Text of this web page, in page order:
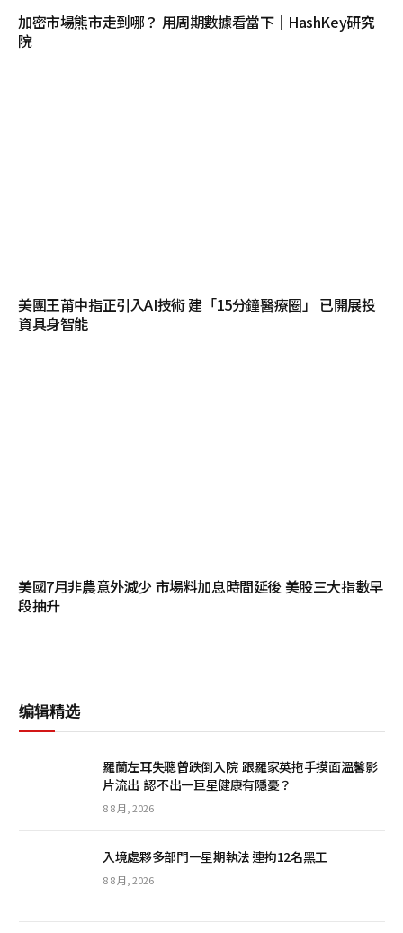
加密市場熊市走到哪？ 用周期數據看當下｜HashKey研究
院
美團王莆中指正引入AI技術 建「15分鐘醫療圈」 已開展投
資具身智能
美國7月非農意外減少 市場料加息時間延後 美股三大指數早
段抽升
编辑精选
羅蘭左耳失聰曾跌倒入院 跟羅家英拖手摸面溫馨影
片流出 認不出一巨星健康有隱憂？
8 8 月, 2026
入境處夥多部門一星期執法 連拘12名黑工
8 8 月, 2026